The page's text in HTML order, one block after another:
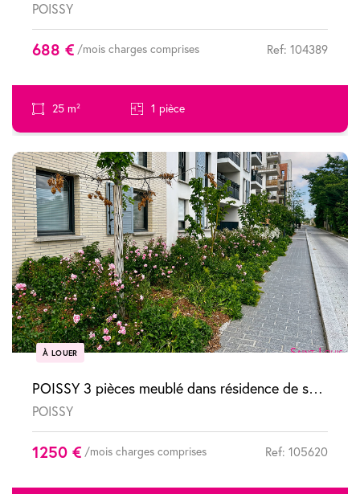
POISSY
688 € /mois charges comprises Ref: 104389
25 m² 1 pièce
À LOUER
POISSY 3 pièces meublé dans résidence de standing au calme avec terrasse et jardin
POISSY
1250 € /mois charges comprises Ref: 105620